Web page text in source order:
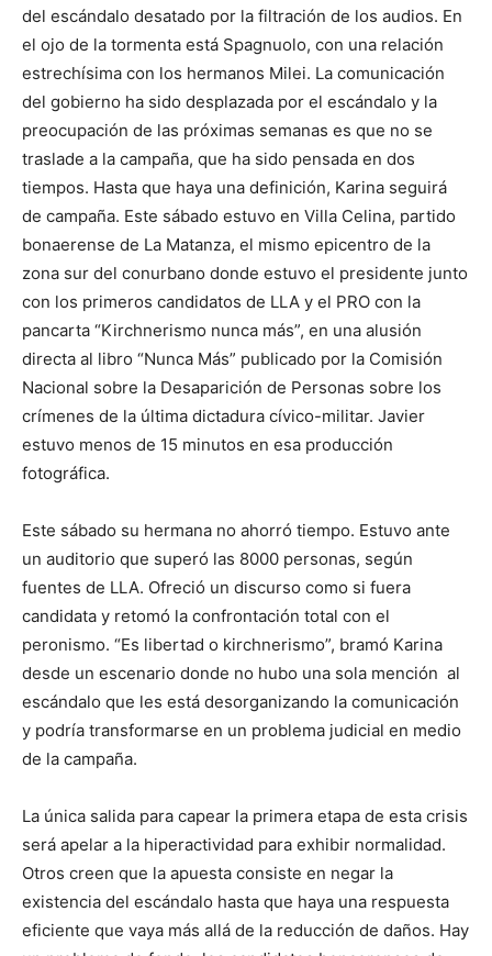
del escándalo desatado por la filtración de los audios. En
el ojo de la tormenta está Spagnuolo, con una relación
estrechísima con los hermanos Milei. La comunicación
del gobierno ha sido desplazada por el escándalo y la
preocupación de las próximas semanas es que no se
traslade a la campaña, que ha sido pensada en dos
tiempos. Hasta que haya una definición, Karina seguirá
de campaña. Este sábado estuvo en Villa Celina, partido
bonaerense de La Matanza, el mismo epicentro de la
zona sur del conurbano donde estuvo el presidente junto
con los primeros candidatos de LLA y el PRO con la
pancarta “Kirchnerismo nunca más”, en una alusión
directa al libro “Nunca Más” publicado por la Comisión
Nacional sobre la Desaparición de Personas sobre los
crímenes de la última dictadura cívico-militar. Javier
estuvo menos de 15 minutos en esa producción
fotográfica.
Este sábado su hermana no ahorró tiempo. Estuvo ante
un auditorio que superó las 8000 personas, según
fuentes de LLA. Ofreció un discurso como si fuera
candidata y retomó la confrontación total con el
peronismo. “Es libertad o kirchnerismo”, bramó Karina
desde un escenario donde no hubo una sola mención al
escándalo que les está desorganizando la comunicación
y podría transformarse en un problema judicial en medio
de la campaña.
La única salida para capear la primera etapa de esta crisis
será apelar a la hiperactividad para exhibir normalidad.
Otros creen que la apuesta consiste en negar la
existencia del escándalo hasta que haya una respuesta
eficiente que vaya más allá de la reducción de daños. Hay